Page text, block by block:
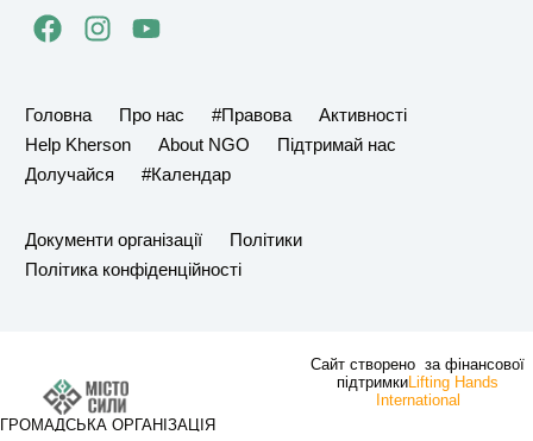
F
a
e
b
o
o
I
n
g
r
m
Y
o
t
u
b
e
Головна Про нас #Правова
Активності
Help Kherson
About NGO
Підтримай нас
Долучайся
#Календар
Документи організації
Політики
Політика конфіденційності
ГРОМАДСЬКА ОРГАНІЗАЦІЯ
Сайт створено за фінансової
підтримкиLifting Hands
International